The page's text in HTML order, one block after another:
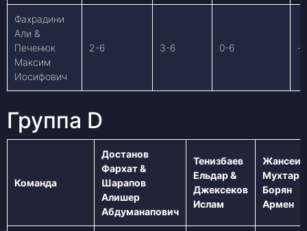
Фахрадини
Али &
Печенюк
Максим
Иосифович
2-6 3-6 0-6 -
Группа D
Команда
Достанов
Фархат &
Шарапов
Алишер
Абдуманапович
Тенизбаев
Ельдар &
Джексеков
Ислам
Мухтар &
Борян
Армен